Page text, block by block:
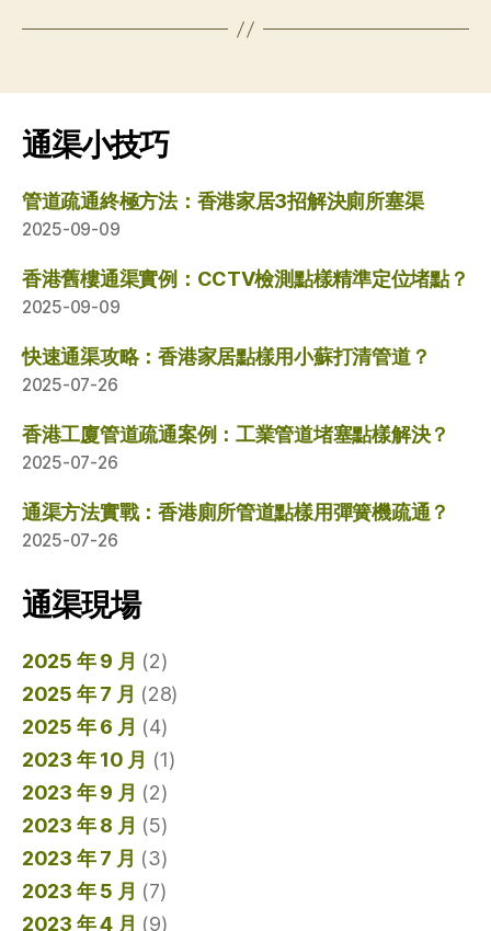
通渠小技巧
管道疏通終極方法：香港家居3招解決廁所塞渠
2025-09-09
香港舊樓通渠實例：CCTV檢測點樣精準定位堵點？
2025-09-09
快速通渠攻略：香港家居點樣用小蘇打清管道？
2025-07-26
香港工廈管道疏通案例：工業管道堵塞點樣解決？
2025-07-26
通渠方法實戰：香港廁所管道點樣用彈簧機疏通？
2025-07-26
通渠現場
2025 年 9 月 (2)
2025 年 7 月 (28)
2025 年 6 月 (4)
2023 年 10 月 (1)
2023 年 9 月 (2)
2023 年 8 月 (5)
2023 年 7 月 (3)
2023 年 5 月 (7)
2023 年 4 月 (9)